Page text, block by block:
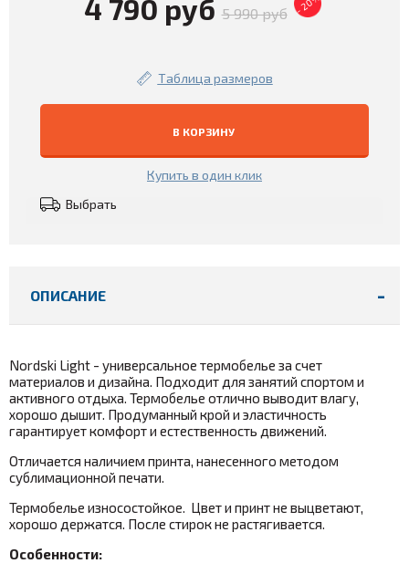
4 790 руб 5 990 руб
Таблица размеров
В КОРЗИНУ
Купить в один клик
Выбрать
ОПИСАНИЕ
Nordski Light - универсальное термобелье за счет
материалов и дизайна. Подходит для занятий спортом и
активного отдыха. Термобелье отлично выводит влагу,
хорошо дышит. Продуманный крой и эластичность
гарантирует комфорт и естественность движений.
Отличается наличием принта, нанесенного методом
сублимационной печати.
Термобелье износостойкое. Цвет и принт не выцветают,
хорошо держатся. После стирок не растягивается.
Особенности: